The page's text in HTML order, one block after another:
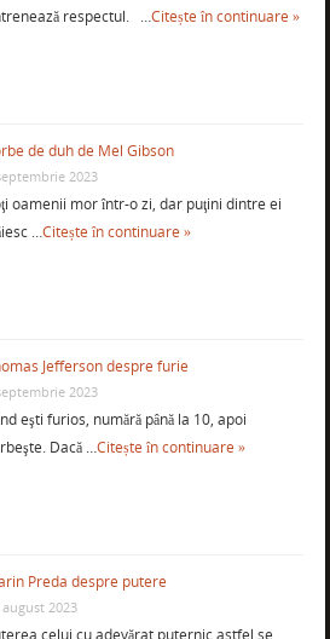
respectul. …Citește în continuare »
de duh de Mel Gibson
2023
oamenii mor într-o zi, dar puţini dintre ei
…Citește în continuare »
Jefferson despre furie
2023
eşti furios, numără până la 10, apoi
Dacă …Citește în continuare »
Preda despre putere
august 2023
celui cu adevărat puternic astfel se